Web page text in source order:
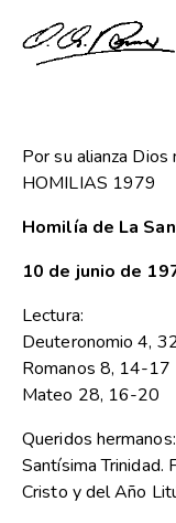
Por su alianza
HOMILIAS 1979
Homilía de La
10 de junio de
Lectura:
Deuteronomio 4,
Romanos 8, 14-17
Mateo 28, 16-20
Queridos hermanos:
Santísima Trinidad.
Cristo y del Año